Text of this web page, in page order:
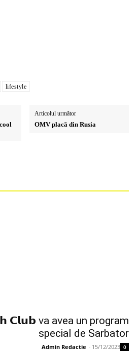
lifestyle
Articolul următor
OMV placă din Rusia
va avea un program
special de Sarbator
Admin Redactie - 15/12/2023 0